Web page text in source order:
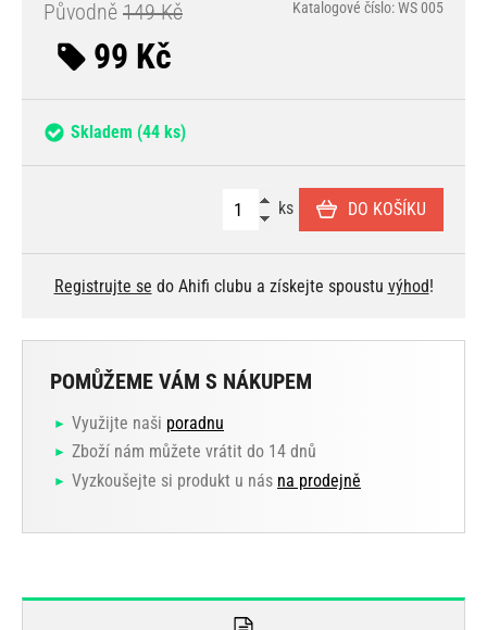
Původně 149 Kč
99 Kč
Katalogové číslo: WS 005
Skladem (44 ks)
ks DO KOŠÍKU
Registrujte se do Ahifi clubu a získejte spoustu výhod!
POMŮŽEME VÁM S NÁKUPEM
Využijte naši poradnu
Zboží nám můžete vrátit do 14 dnů
Vyzkoušejte si produkt u nás na prodejně